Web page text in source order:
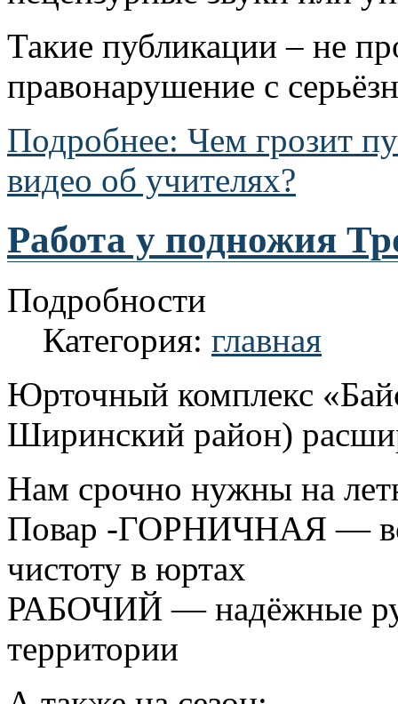
Такие публикации – не
правонарушение с
Подробнее: Чем грозит
видео об учителях?
Работа у подножия
Подробности
Категория: главная
Юрточный комплекс
Ширинский район)
Нам срочно нужны на
Повар -ГОРНИЧНАЯ —
чистоту в юртах
РАБОЧИЙ — надёжные
территории